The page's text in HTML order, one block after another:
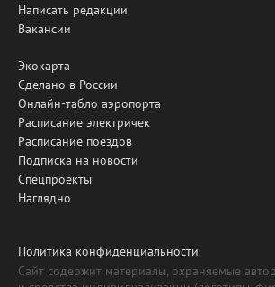
Написать редакции
Вакансии
Экокарта
Сделано в России
Онлайн-табло аэропорта
Расписание электричек
Расписание поездов
Подписка на новости
Спецпроекты
Наглядно
Политика конфиденциальности
Сайт содержит материалы, охраняемые